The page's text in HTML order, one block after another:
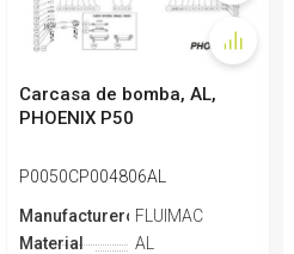
Carcasa de bomba, AL,
PHOENIX P50
P0050CP004806AL
Manufacturero FLUIMAC
Material
AL